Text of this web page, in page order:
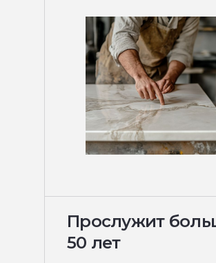
Прослужит
50 лет